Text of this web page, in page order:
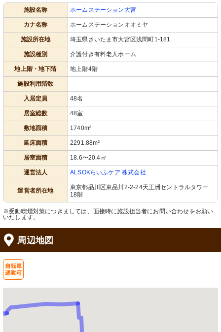
リビング
リラックスできるリビングには、植物
と大画面テレビが配置されています。
キッチン
清潔感のあふれる調理スペースで、自
炊も快適に行えます。
浴室
手すり付きの清潔な浴室が心地よい入
浴をサポートします。安全に配慮した
設計です。
居室
調設備が整っています。
洗面台
整えられた洗面スペースは、毎日の清
潔を支えます。明るく清潔感がありま
施設名称 ホームステーション大宮
カナ名称 ホームステーションオオミヤ
施設所在地 埼玉県さいたま市大宮区浅間町1-181
施設種別 介護付き有料老人ホーム
地上階・地下階 地上階4階
施設利用階数 -
入居定員 48名
居室総数 48室
敷地面積 1740m²
延床面積 2291.88m²
居室面積 18.6〜20.4㎡
運営法人 ALSOKらいふケア 株式会社
運営者所在地
東京都品川区東品川2-2-24天王洲セントラルタワー
18階
※受動喫煙対策につきましては、面接時に施設担当者にお問い合わせをお願い
いたします。
周辺地図